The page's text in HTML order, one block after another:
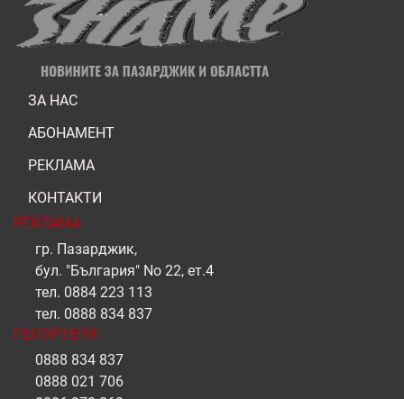
ЗА НАС
АБОНАМЕНТ
РЕКЛАМА
КОНТАКТИ
РЕКЛАМА
гр. Пазарджик,
бул. "България" No 22, ет.4
тел. 0884 223 113
тел. 0888 834 837
РЕПОРТЕРИ
0888 834 837
0888 021 706